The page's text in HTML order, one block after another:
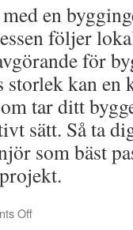
en
följer
för
storlek kan
tar ditt
sätt. Så ta
som bäst
Off